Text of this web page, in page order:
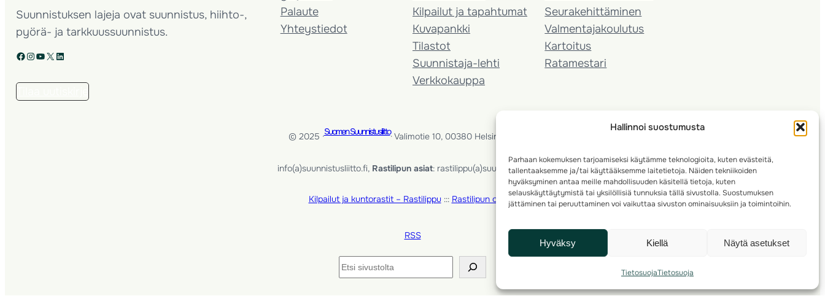
Hallinnoi suostumusta
Parhaan kokemuksen tarjoamiseksi käytämme teknologioita, kuten evästeitä,
tallentaaksemme ja/tai käyttääksemme laitetietoja. Näiden tekniikoiden
hyväksyminen antaa meille mahdollisuuden käsitellä tietoja, kuten
selauskäyttäytymistä tai yksilöllisiä tunnuksia tällä sivustolla. Suostumuksen
jättäminen tai peruuttaminen voi vaikuttaa sivuston ominaisuuksiin ja toimintoihin.
Hyväksy Kiellä Näytä asetukset
TietosuojaTietosuoja
Suunnistuksen lajeja ovat suunnistus, hiihto-,
pyörä- ja tarkkuussuunnistus.
Facebook Instagram YouTube X LinkedIn
Palaute
Yhteystiedot
Kilpailut ja tapahtumat
Kuvapankki
Tilastot
Suunnistaja-lehti
Verkkokauppa
Seura­kehittäminen
Valmentaja­koulutus
Kartoitus
Ratamestari
© 2025 ·Suomen Suunnistusliitto· Valimotie 10, 00380 Helsinki, Finland
info(a)suunnistusliitto.fi, Rastilipun asiat: rastilippu(a)suunnistusliitto.fi
Kilpailut ja kuntorastit – Rastilippu::: Rastilipun ohjeet
RSS
Etsi